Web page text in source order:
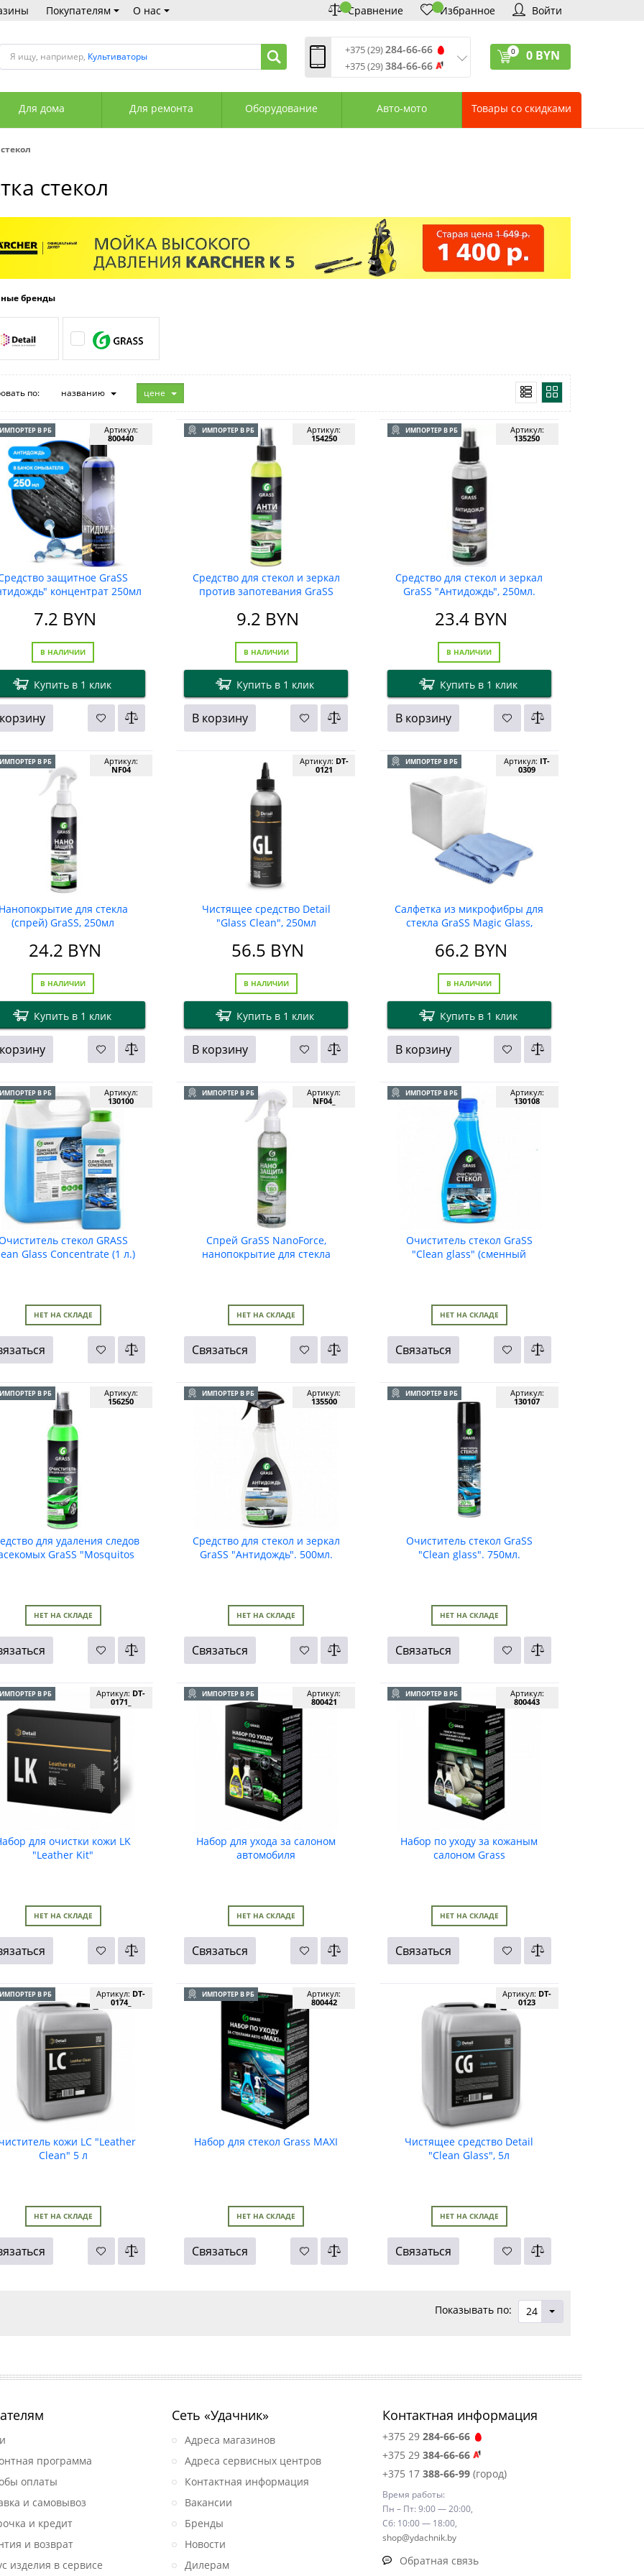
Покупателям О нас Сравнение Избранное Войти
Я ищу, например, Культиваторы +375 (29)284-66-66
+375 (29)384-66-66
Сб: 10:00—18:00
Контактная информация
0 0 BYN
Для дома Для ремонта Оборудование Авто-мото Товары со скидками
стекол
бренды
по: названию цене
В РБ
защитное GraSS
концентрат 250мл
Артикул:
800440
7.2 BYN
В НАЛИЧИИ
Купить в 1 клик
ИМПОРТЕР В РБ
Средство для стекол и зеркал
против запотевания GraSS
Артикул:
154250
9.2 BYN
В НАЛИЧИИ
Купить в 1 клик
В корзину
ИМПОРТЕР В РБ
Средство для стекол и зеркал
GraSS "Антидождь", 250мл.
Артикул:
135250
23.4BYN
В НАЛИЧИИ
Купить в 1 клик
В корзину
В РБ
для стекла
(спрей) GraSS, 250мл
Артикул:
NF04
24.2 BYN
В НАЛИЧИИ
Купить в 1 клик
Чистящее средство Detail
"Glass Clean", 250мл
Артикул: DT-
0121
56.5 BYN
В НАЛИЧИИ
Купить в 1 клик
В корзину
ИМПОРТЕР В РБ
Салфетка из микрофибры для
стекла GraSS Magic Glass,
Артикул: IT-
0309
66.2 BYN
В НАЛИЧИИ
Купить в 1 клик
В корзину
В РБ
стекол GRASS
Glass Concentrate (1 л.)
Артикул:
130100
НЕТ НА СКЛАДЕ
ИМПОРТЕР В РБ
Спрей GraSS NanoForce,
нанопокрытие для стекла
Артикул:
NF04_
НЕТ НА СКЛАДЕ
Связаться
ИМПОРТЕР В РБ
Очиститель стекол GraSS
"Clean glass" (сменный
Артикул:
130108
НЕТ НА СКЛАДЕ
Связаться
В РБ
для удаления следов
GraSS "Mosquitos
Артикул:
156250
НЕТ НА СКЛАДЕ
ИМПОРТЕР В РБ
Средство для стекол и зеркал
GraSS "Антидождь". 500мл.
Артикул:
135500
НЕТ НА СКЛАДЕ
Связаться
ИМПОРТЕР В РБ
Очиститель стекол GraSS
"Clean glass". 750мл.
Артикул:
130107
НЕТ НА СКЛАДЕ
Связаться
В РБ
для очистки кожи LK
"Leather Kit"
Артикул: DT-
0171_
НЕТ НА СКЛАДЕ
ИМПОРТЕР В РБ
Набор для ухода за салоном
автомобиля
Артикул:
800421
НЕТ НА СКЛАДЕ
Связаться
ИМПОРТЕР В РБ
Набор по уходу за кожаным
салоном Grass
Артикул:
800443
НЕТ НА СКЛАДЕ
Связаться
В РБ
кожи LC "Leather
Clean" 5 л
Артикул: DT-
0174_
НЕТ НА СКЛАДЕ
ИМПОРТЕР В РБ
Набор для стекол Grass MAXI
Артикул:
800442
НЕТ НА СКЛАДЕ
Связаться
Чистящее средство Detail
"Clean Glass", 5л
Артикул: DT-
0123
НЕТ НА СКЛАДЕ
Связаться
Показывать по: 24
программа
оплаты
и самовывоз
и кредит
и возврат
изделия в сервисе
Сеть «Удачник»
Адреса магазинов
Адреса сервисных центров
Контактная информация
Вакансии
Бренды
Новости
Дилерам
Контактная информация
+375 29 284-66-66
+375 29 384-66-66
+375 17 388-66-99(город)
Время работы:
Пн – Пт: 9:00 — 20:00,
Сб: 10:00 — 18:00,
shop@ydachnik.by
Обратная связь